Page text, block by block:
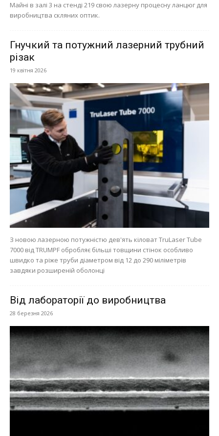
Майні в залі 3 на стенді 219 свою лазерну процесну ланцюг для
виробництва скляних оптик.
Гнучкий та потужний лазерний трубний
різак
19 квітня 2026
З новою лазерною потужністю дев'ять кіловат TruLaser Tube
7000 від TRUMPF обробляє більші товщини стінок особливо
швидко та ріже труби діаметром від 12 до 290 міліметрів
завдяки розширеній оболонці
Від лабораторії до виробництва
28 березня 2026